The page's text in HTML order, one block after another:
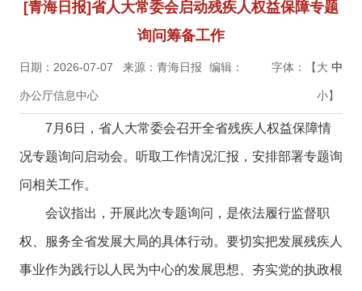
[青海日报]省人大常委会启动残疾人权益保障专题
询问筹备工作
日期：2026-07-07 来源：青海日报 编辑：
办公厅信息中心
字体：【大 中
小】
7月6日，省人大常委会召开全省残疾人权益保障情
况专题询问启动会。听取工作情况汇报，安排部署专题询
问相关工作。
会议指出，开展此次专题询问，是依法履行监督职
权、服务全省发展大局的具体行动。要切实把发展残疾人
事业作为践行以人民为中心的发展思想、夯实党的执政根